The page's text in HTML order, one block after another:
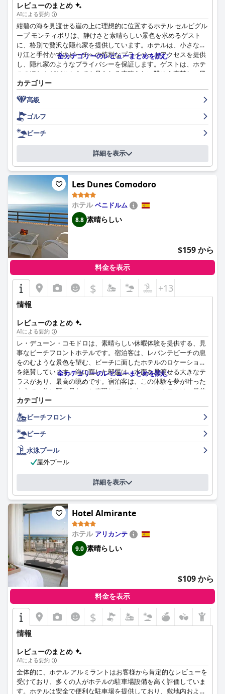
レビューのまとめ
AIによる要約
紺碧の海を見渡せる崖の上に理想的に位置するホテル セルビグル
ープ モンティボリは、静けさと素晴らしい景色を求めるゲスト
に、格別で贅沢な隠れ家を提供しています。ホテルは、小さな入
り江と手付かずのビーチへの特別なプライベートアクセスを提供
し、隠れ家のようなプライバシーを保証します。ゲストは、ホテ
ルのほとんどどこからでも見られる素晴らしい眺めを賞賛し、風
景の中の贅沢と静けさの組み合わせに感謝し、リラックスに最適
な場所となっています。
ホテルの朝食は、その質の高さと種類の豊富さで常に称賛されて
います。ゲストは、ビュッフェが豊富で多様で、一流の地元の製
品で美しく提供されていることに気づきます。朝食エリアからの
海の景色は、食事体験をさらに高めます。気配りがありフレンド
リーなスタッフ、特にテラスのスタッフは、このポジティブな一
日の始まりに大きく貢献しています。
夕食の体験は賛否両論ありますが、多くのゲストは料理の質と準
備を称賛していますが、種類が少なく価格が高いことを批判する
人もいます。ベジタリアン向けのオプションは限られているよう
で、広範囲でありながら時折反復的なメニューは、すべての人に
アピールするとは限りません。一部のゲストは食事が素晴らしい
と感じているものの、待ち時間が長かったり、価格に対して量が
少なかったりするなど、サービスの課題が指摘されています。
客室は、清潔さ、広さ、快適さで評価されており、ハイライトと
なっています。大きなベッドと海の見えるテラスは体験を豊かに
しますが、一部の客室には時代遅れの装飾が施されており、全体
の魅力をわずかに損なっています。マイナーなフィードバックと
して、ホテルは特定の客室要素を近代化し、特定のエリアの清掃
における細部への配慮を強化することで恩恵を受ける可能性があ
ることが示唆されています。
全体として、ホテルは清潔さで高い評価を得ており、ほとんどの
ゲストは手入れの行き届いた共用エリアと宿泊施設を強調してい
ます。フレンドリーでプロフェッショナルなスタッフは、ホテル
全体で気配りと歓迎的な雰囲気を提供することにより、ゲストエ
クスペリエンスをさらに向上させます。特に、レセプションの
Lluis や Vicent のようなスタッフは、卓越したサービスで特筆さ
れています。
スパは、静かな環境と優れた設備で知られていますが、アクセス
には追加料金が必要です。ゲストは、時折水温が低いというコメ
ントがあるにもかかわらず、リラックスできる雰囲気に感謝して
います。
プールエリアは、景色の良い海の景色と穏やかな雰囲気で好評を
博していますが、プールの規模は控えめです。2つの屋外プー
ル、スパ施設を備えた屋内プール、プールサイドバーサービスは
ゲストの満足度に貢献していますが、ビーチへのアクセスには2
つのエレベーターを利用する必要があり、不便に感じる人もいま
す。
ビーチへのアクセスは際立った特徴であり、ホテルは野生の美し
さを呼び起こし、ヌーディストとテキスタイルオプションの両方
を提供する近くの小石のビーチへの直接ルートを提供していま
す。ゲストは、ホテルのプライベートエレベーターによって提供
される簡単なビーチアクセスを高く評価しています。
駐車場オプションは高く評価されており、ホテル近くの便利な無
料駐車場が含まれていますが、体の不自由な人向けの指定スペー
スがないことについていくつかの懸念が指摘されています。
ベッドは、その快適さとサイズで高い評価を得ており、睡眠の質
と全体的に快適な滞在に大きく影響を与えています。
境、優れたサービス、そして素晴らしい景色を提供することに優
れていますが、夕食の種類、客室の装飾、アメニティなど、特定
の側面は5つ星評価と完全に一致するように改善する必要があり
ます。それにもかかわらず、ホテルは素晴らしいロケーション、
静かな環境、そして高級体験に似た高水準のサービスで依然とし
全カテゴリーのレビューまとめを読む
カテゴリー
高級
ゴルフ
ビーチ
詳細を表示
Les Dunes Comodoro
ホテルベニドルム
8.8 素晴らしい
$159 から
料金を表示
$ +13
情報
レビューのまとめ
AIによる要約
レ・デューン・コモドロは、素晴らしい休暇体験を提供する、見
事なビーチフロントホテルです。宿泊客は、レバンテビーチの息
をのむような景色を望む、ビーチに面したホテルのロケーション
を絶賛しています。海に面した部屋は、水面を見渡せる大きなテ
ラスがあり、最高の眺めです。宿泊客は、この体験を夢が叶った
ようで、他に類を見ないと表現しています。このホテルは、最前
列（プリメーラ・リネア）でのビーチでの休暇を求める人に最適
です。全体として、レ・デューン・コモドロは、並外れた休暇体
験を提供する素敵なホテルです。
全カテゴリーのレビューまとめを読む
カテゴリー
ビーチフロント
ビーチ
水泳プール
屋外プール
詳細を表示
Hotel Almirante
ホテル アリカンテ
9.0 素晴らしい
$109 から
料金を表示
$
情報
レビューのまとめ
AIによる要約
全体的に、ホテル アルミラントはお客様から肯定的なレビューを
受けており、多くの人がホテルの駐車場設備を高く評価していま
す。ホテルは安全で便利な駐車場を提供しており、敷地内および